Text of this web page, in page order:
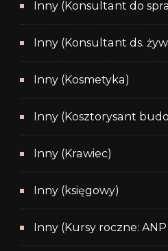
Inny (Konsultant do
Inny (Konsultant ds.
Inny (Kosmetyka)
Inny (Kosztorysant
Inny (Krawiec)
Inny (księgowy)
Inny (Kursy roczne: ANP